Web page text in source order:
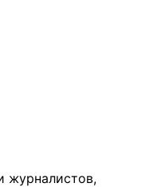
журналистов,